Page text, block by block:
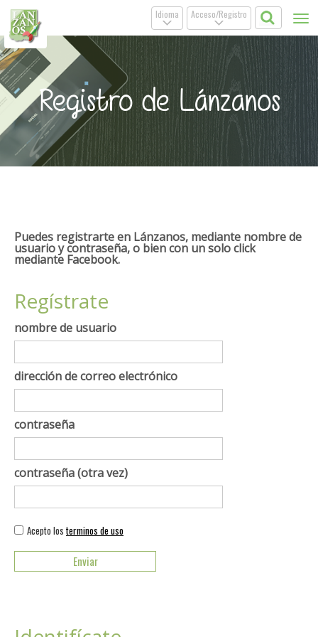
Acceso/Registro
.
Idioma
.
Registro de Lánzanos
Puedes registrarte en Lánzanos, mediante nombre de
usuario y contraseña, o bien con un solo click
mediante Facebook.
Regístrate
nombre de usuario
dirección de correo electrónico
contraseña
contraseña (otra vez)
Acepto los terminos de uso